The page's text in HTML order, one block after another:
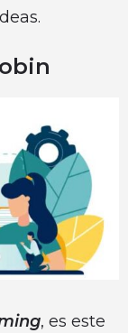
, es este